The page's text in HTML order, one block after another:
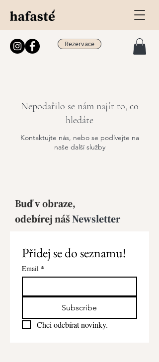
Rezervace
Nepodařilo se nám najít to, co
hledáte
Kontaktujte nás, nebo se podívejte na
naše další služby
Buď v obraze,
odebírejnášNewsletter
Přidej se do seznamu!
Email *
Subscribe
Chci odebírat novinky.